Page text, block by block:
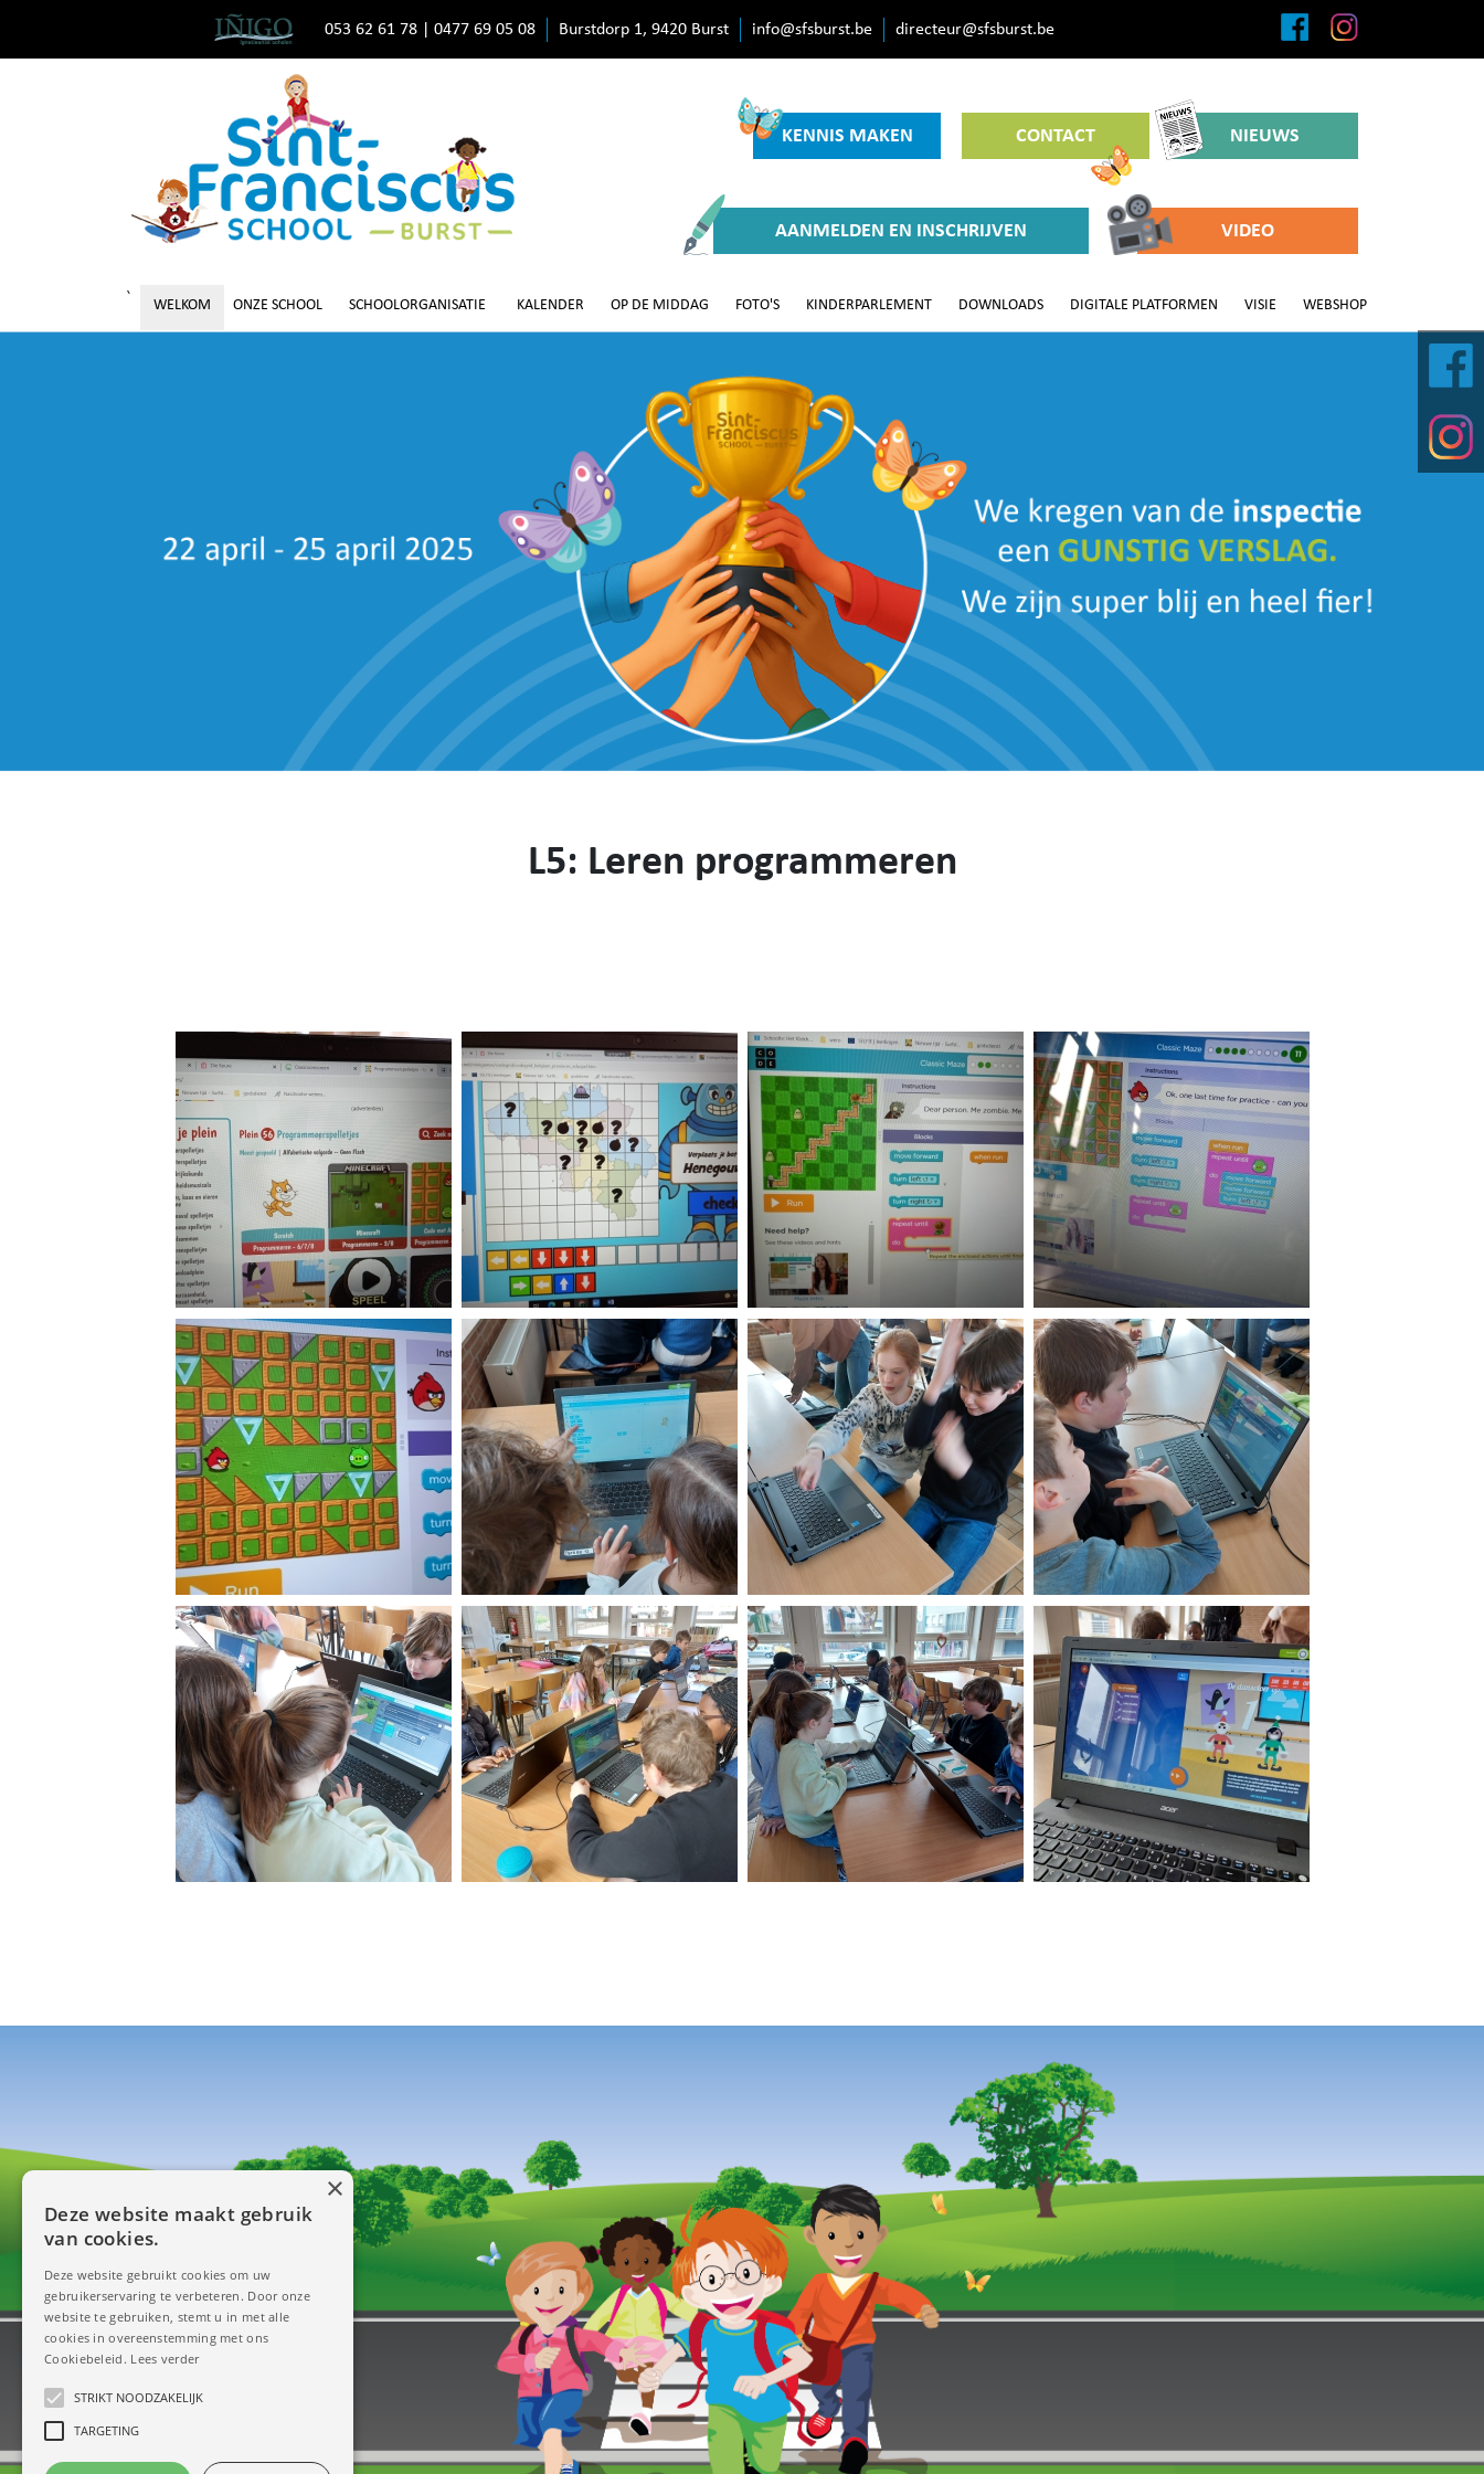
053 62 61 78 0477 69 05 08 Burstdorp 1, 9420 Burst info@sfsburst.be directeur@sfsburst.be
KENNIS MAKEN CONTACT NIEUWS
AANMELDEN EN INSCHRIJVEN VIDEO
` WELKOM ONZE SCHOOL SCHOOLORGANISATIE KALENDER OP DE MIDDAG FOTO'S KINDERPARLEMENT DOWNLOADS DIGITALE PLATFORMEN VISIE WEBSHOP
L5: Leren programmeren
×
Deze website maakt gebruik
van cookies.
Deze website gebruikt cookies om uw
gebruikerservaring te verbeteren. Door onze
website te gebruiken, stemt u in met alle
cookies in overeenstemming met ons
Cookiebeleid. Lees verder
STRIKT NOODZAKELIJK
TARGETING